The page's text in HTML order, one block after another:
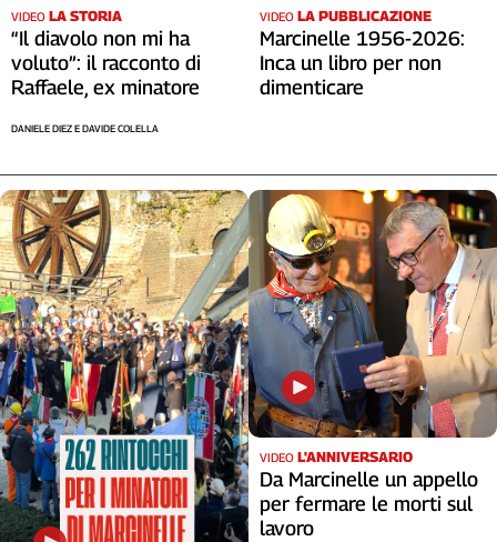
VIDEO LA STORIA
“Il diavolo non mi ha
voluto”: il racconto di
Raffaele, ex minatore
DANIELE DIEZ E DAVIDE COLELLA
VIDEO LA PUBBLICAZIONE
Marcinelle 1956-2026:
Inca un libro per non
dimenticare
VIDEO L'ANNIVERSARIO
Da Marcinelle un appello
per fermare le morti sul
lavoro